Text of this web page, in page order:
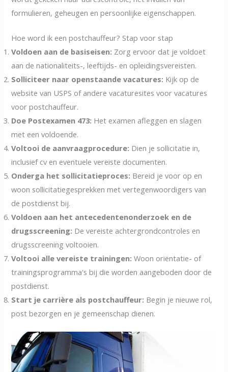
formulieren, geheugen en persoonlijke eigenschappen.
Hoe word ik een postchauffeur? Stap voor stap
Voldoen aan de basiseisen: Zorg ervoor dat je voldoet
aan de nationaliteits-, leeftijds- en opleidingsvereisten.
Solliciteer naar openstaande vacatures: Kijk op de
website van USPS of andere vacaturesites voor vacatures
voor postchauffeur.
Doe Postexamen 473: Het examen afleggen en slagen
met een voldoende.
Voltooi de aanvraagprocedure: Dien je sollicitatie in,
inclusief cv en eventuele vereiste documenten.
Onderga het sollicitatieproces: Bereid je voor op en
woon sollicitatiegesprekken met vertegenwoordigers van
de postdienst bij.
Voldoen aan het antecedentenonderzoek en de
drugsscreening: De vereiste achtergrondcontroles en
drugsscreening voltooien.
Voltooi alle vereiste trainingen: Woon oriëntatie- of
trainingsprogramma's bij die worden aangeboden door de
postdienst.
Start je carrière als postchauffeur: Begin je nieuwe rol,
post bezorgen en je gemeenschap dienen.